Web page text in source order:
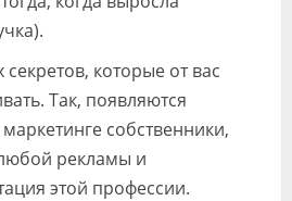
которые от вас
Так, появляются
собственники,
рекламы и
этой профессии.